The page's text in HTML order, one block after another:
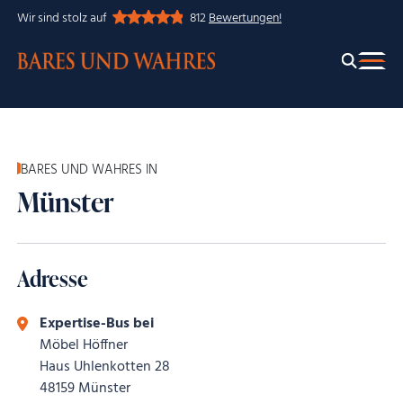
Wir sind stolz auf 812Bewertungen!
BARES UND WAHRES IN
Münster
Adresse
Expertise-Bus bei
Möbel Höffner
Haus Uhlenkotten 28
48159 Münster